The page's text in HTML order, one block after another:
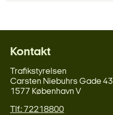
Kontakt
Trafikstyrelsen
Carsten Niebuhrs Gade 43
1577 København V
Tlf.: 72218800